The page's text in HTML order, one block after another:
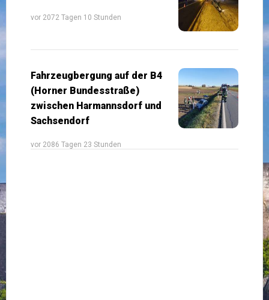
vor 2072 Tagen 10 Stunden
Fahrzeugbergung auf der B4
(Horner Bundesstraße)
zwischen Harmannsdorf und
Sachsendorf
vor 2086 Tagen 23 Stunden